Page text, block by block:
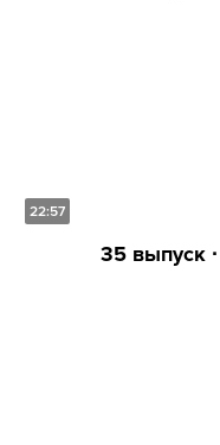
22:57
35 выпуск